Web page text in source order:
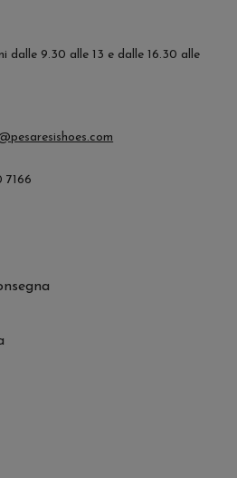
dalle 9.30 alle 13 e dalle 16.30 alle
7166